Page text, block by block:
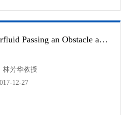
林芳华教授题为“Superfluid Passing an Obstacle and Vortex Nucleation”的报告
林芳华教授
12-27